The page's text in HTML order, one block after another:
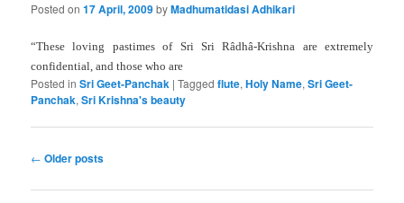
Posted on17 April, 2009byMadhumatidasi Adhikari
“These loving pastimes of Sri Sri Râdhâ-Krishna are extremely
confidential, and those who are
Posted in Sri Geet-Panchak |Tagged flute,Holy Name,Sri Geet-
Panchak,Sri Krishna's beauty
Post
← Older posts